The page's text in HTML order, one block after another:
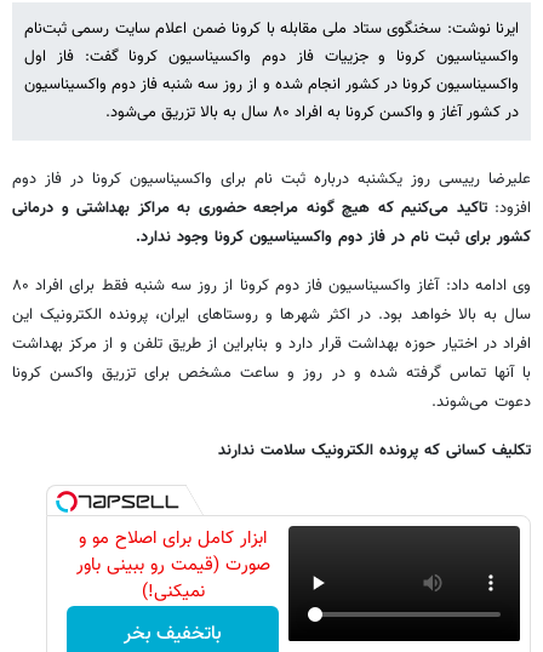
ایرنا نوشت: سخنگوی ستاد ملی مقابله با کرونا ضمن اعلام سایت رسمی ثبت‌نام
واکسیناسیون کرونا و جزییات فاز دوم واکسیناسیون کرونا گفت: فاز اول
واکسیناسیون کرونا در کشور انجام شده و از روز سه شنبه فاز دوم واکسیناسیون
در کشور آغاز و واکسن کرونا به افراد ۸۰ سال به بالا تزریق می‌شود.
علیرضا رییسی روز یکشنبه درباره ثبت نام برای واکسیناسیون کرونا در فاز دوم
افزود:تاکید می‌کنیم که هیچ گونه مراجعه حضوری به مراکز بهداشتی و درمانی
کشور برای ثبت نام در فاز دوم واکسیناسیون کرونا وجود ندارد.
وی ادامه داد: آغاز واکسیناسیون فاز دوم کرونا از روز سه شنبه فقط برای افراد ۸۰
سال به بالا خواهد بود. در اکثر شهرها و روستاهای ایران، پرونده الکترونیک این
افراد در اختیار حوزه بهداشت قرار دارد و بنابراین از طریق تلفن و از مرکز بهداشت
با آنها تماس گرفته شده و در روز و ساعت مشخص برای تزریق واکسن کرونا
دعوت می‌شوند.
تکلیف کسانی که پرونده الکترونیک سلامت ندارند
ابزار کامل برای اصلاح مو و
صورت (قیمت رو ببینی باور
نمیکنی!)
باتخفیف بخر